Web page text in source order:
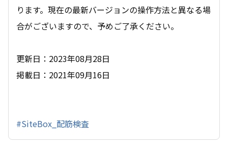
ります。現在の最新バージョンの操作方法と異なる場
合がございますので、予めご了承ください。
更新日：2023年08月28日
掲載日：2021年09月16日
#SiteBox_配筋検査